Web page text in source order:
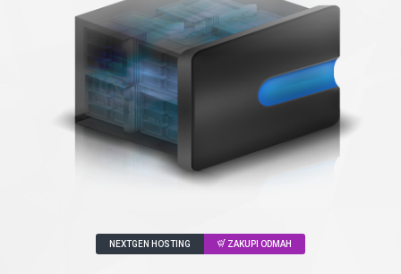
NEXTGEN HOSTING ZAKUPI ODMAH